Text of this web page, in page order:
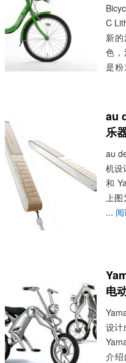
C
新
色，
是
购
不
不多
au
乐
au
机设
和
上图
...
电
设计
介